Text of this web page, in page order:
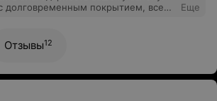
долговременным покрытием, все
на все 100. Порадовал большой
дизайнов. Очень уютная и приятная
салоне. Мастер Елизавета веселая
пролетело не заметно. Спасибо
клиент :-)
Еще
Отзывы12